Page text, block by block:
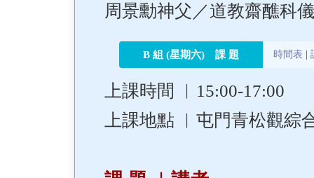
周景勳神父／道教齋醮科
B 組 (星期六) 課 題 時間表
上課時間 ︳15:00-17:00
上課地點 ︳屯門青松觀綜